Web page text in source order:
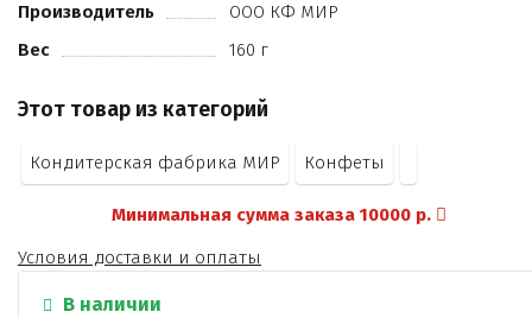
Производитель
ООО КФ МИР
Вес
160 г
Этот товар из категорий
Кондитерская фабрика МИР Конфеты
Минимальная сумма заказа 10000 р.
Условия доставки и оплаты
В наличии